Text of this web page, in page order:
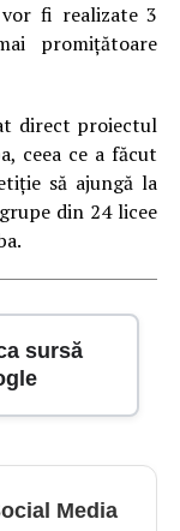
fi realizate 3
promiţătoare
direct proiectul
ceea ce a făcut
să ajungă la
din 24 licee
sursă
Media